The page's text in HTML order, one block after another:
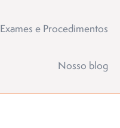
Exames e Procedimentos
Nosso blog